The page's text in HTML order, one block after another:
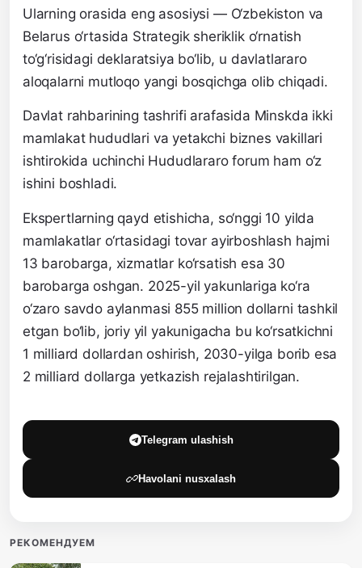
Ularning orasida eng asosiysi — O‘zbekiston va
Belarus o‘rtasida Strategik sheriklik o‘rnatish
to‘g‘risidagi deklaratsiya bo‘lib, u davlatlararo
aloqalarni mutloqo yangi bosqichga olib chiqadi.
Davlat rahbarining tashrifi arafasida Minskda ikki
mamlakat hududlari va yetakchi biznes vakillari
ishtirokida uchinchi Hududlararo forum ham o‘z
ishini boshladi.
Ekspertlarning qayd etishicha, so‘nggi 10 yilda
mamlakatlar o‘rtasidagi tovar ayirboshlash hajmi
13 barobarga, xizmatlar ko‘rsatish esa 30
barobarga oshgan. 2025-yil yakunlariga ko‘ra
o‘zaro savdo aylanmasi 855 million dollarni tashkil
etgan bo‘lib, joriy yil yakunigacha bu ko‘rsatkichni
1 milliard dollardan oshirish, 2030-yilga borib esa
2 milliard dollarga yetkazish rejalashtirilgan.
Telegram ulashish
Havolani nusxalash
РЕКОМЕНДУЕМ